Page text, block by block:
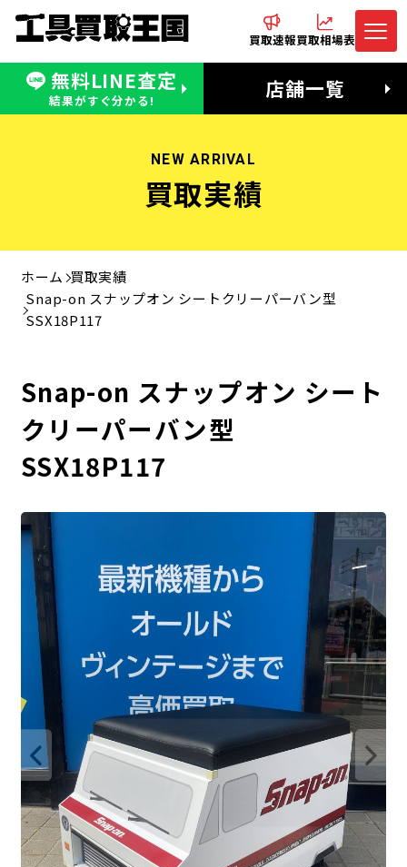
買取速報買取相場表
無料LINE査定
結果がすぐ分かる! 店舗一覧
無料LINE査定
受付：11:00〜19:00 木曜定休日
電話でお問合わせ
営業時間：11:00〜20:00
NEW ARRIVAL
買取実績
ホーム 買取実績
Snap-on スナップオン シートクリーパーバン型
SSX18P117
Snap-on スナップオン シート
クリーパーバン型
SSX18P117